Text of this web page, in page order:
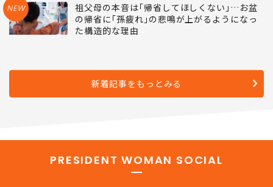
NEW
祖父母の本音は｢帰省してほしくない｣…お盆
の帰省に｢孫疲れ｣の悲鳴が上がるようになっ
た構造的な理由
新着記事をもっとみる
PRESIDENT WOMAN SOCIAL